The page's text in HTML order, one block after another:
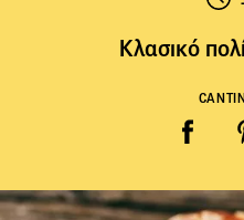
Κλασικό